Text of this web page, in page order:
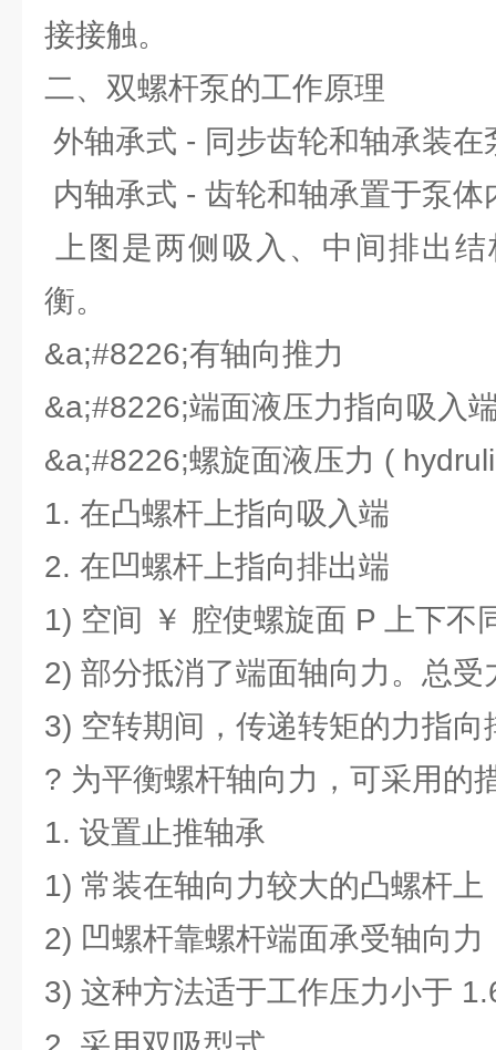
接接触。
二、双螺杆泵的工作原理
外轴承式 - 同步齿轮和轴承装
内轴承式 - 齿轮和轴承置于泵体
上图是两侧吸入、中间排出
衡。
&a;#8226;有轴向推力
&a;#8226;端面液压力指向吸入
&a;#8226;螺旋面液压力 (
1. 在凸螺杆上指向吸入端
2. 在凹螺杆上指向排出端
1) 空间 ￥ 腔使螺旋面 P 上下不
2) 部分抵消了端面轴向力。总受
3) 空转期间，传递转矩的力指
? 为平衡螺杆轴向力，可采用的
1. 设置止推轴承
1) 常装在轴向力较大的凸螺杆上
2) 凹螺杆靠螺杆端面承受轴向力
3) 这种方法适于工作压力小于